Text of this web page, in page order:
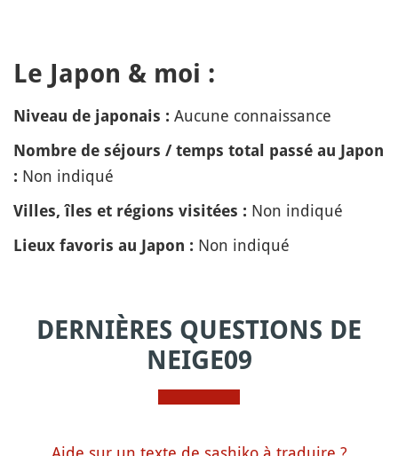
Le Japon & moi :
Niveau de japonais : Aucune connaissance
Nombre de séjours / temps total passé au Japon
: Non indiqué
Villes, îles et régions visitées : Non indiqué
Lieux favoris au Japon : Non indiqué
DERNIÈRES QUESTIONS DE
NEIGE09